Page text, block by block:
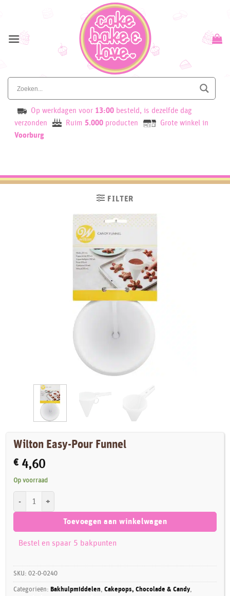
content
Op werkdagen voor 13:00 besteld, is dezelfde dag
verzonden
Ruim 5.000 producten
Grote winkel in
Voorburg
FILTER
Wilton Easy-Pour Funnel
€ 4,60
Op voorraad
Toevoegen aan winkelwagen
Bestel en spaar 5 bakpunten
SKU:02-0-0240
Categorieën: Bakhulpmiddelen,Cakepops, Chocolade & Candy,